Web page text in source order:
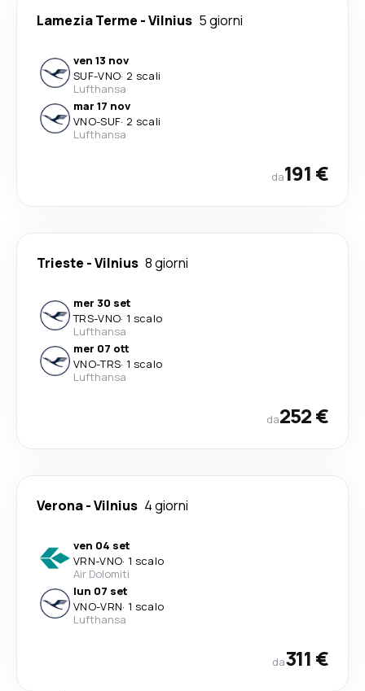
Lamezia Terme -Vilnius 5 giorni
ven 13 nov
SUF-VNO· 2 scali
Lufthansa
mar 17 nov
VNO-SUF· 2 scali
Lufthansa
da191 €
Trieste -Vilnius 8 giorni
mer 30 set
TRS-VNO· 1 scalo
Lufthansa
mer 07 ott
VNO-TRS· 1 scalo
Lufthansa
da252 €
Verona-Vilnius 4 giorni
ven 04 set
VRN-VNO· 1 scalo
Air Dolomiti
lun 07 set
VNO-VRN· 1 scalo
Lufthansa
da311 €